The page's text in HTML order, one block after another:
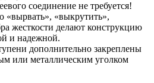
соединение не требуется!
«вырвать», «выкрутить»,
жесткости делают конструкцию
и надежной.
дополнительно закреплены
или металлическим уголком